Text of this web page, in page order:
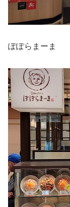
ぽぽらまーま